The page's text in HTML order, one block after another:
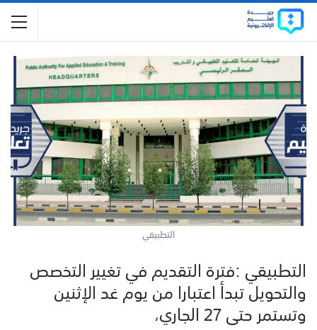
التطبيقي
التطبيقي :‏فترة التقديم في تغيير التخصص
والتحويل تبدأ اعتبارا من يوم غد الإثنين
وتستمر حتى 27 الجاري،